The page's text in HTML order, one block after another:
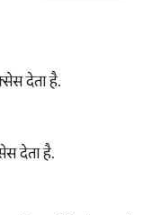
देता है.
देता है.